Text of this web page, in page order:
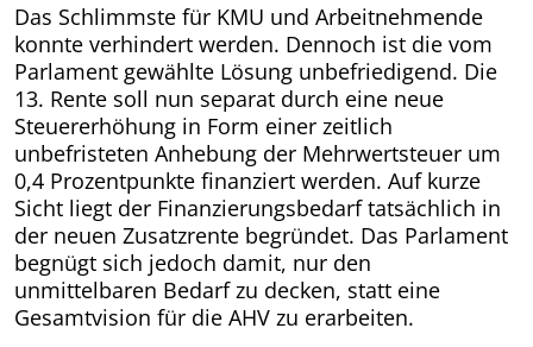
Das Schlimmste für KMU und Arbeitnehmende
konnte verhindert werden. Dennoch ist die vom
Parlament gewählte Lösung unbefriedigend. Die
13. Rente soll nun separat durch eine neue
Steuererhöhung in Form einer zeitlich
unbefristeten Anhebung der Mehrwertsteuer um
0,4 Prozentpunkte finanziert werden. Auf kurze
Sicht liegt der Finanzierungsbedarf tatsächlich in
der neuen Zusatzrente begründet. Das Parlament
begnügt sich jedoch damit, nur den
unmittelbaren Bedarf zu decken, statt eine
Gesamtvision für die AHV zu erarbeiten.